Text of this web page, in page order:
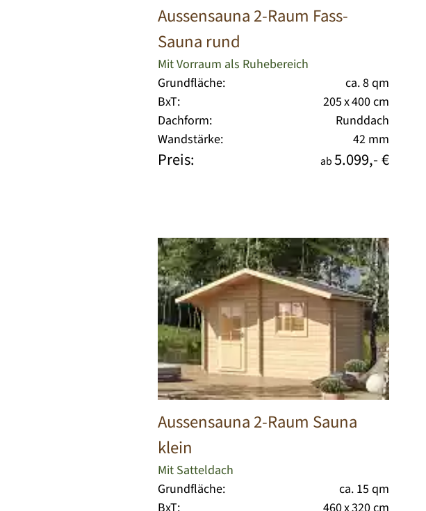
Aussensauna 2-Raum Fass-
Sauna rund
Mit Vorraum als Ruhebereich
Grundfläche:
ca. 8 qm
BxT:
205 x 400 cm
Dachform:
Runddach
Wandstärke:
42 mm
Preis: ab5.099,- €
Aussensauna 2-Raum Sauna
klein
Mit Satteldach
Grundfläche:
ca. 15 qm